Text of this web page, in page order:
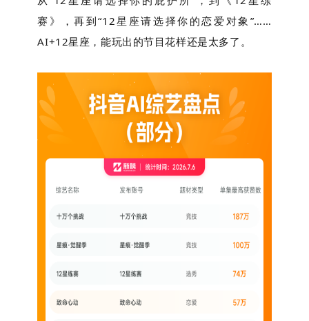
赛》，再到“12星座请选择你的恋爱对象”……
AI+12星座，能玩出的节目花样还是太多了。